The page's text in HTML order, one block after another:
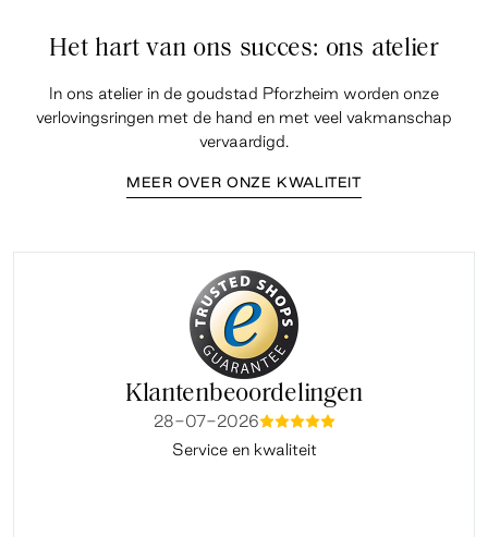
Het hart van ons succes: ons atelier
In ons atelier in de goudstad Pforzheim worden onze
verlovingsringen met de hand en met veel vakmanschap
vervaardigd.
MEER OVER ONZE KWALITEIT
Klantenbeoordelingen
28-07-2026mmmmm
Service en kwaliteit